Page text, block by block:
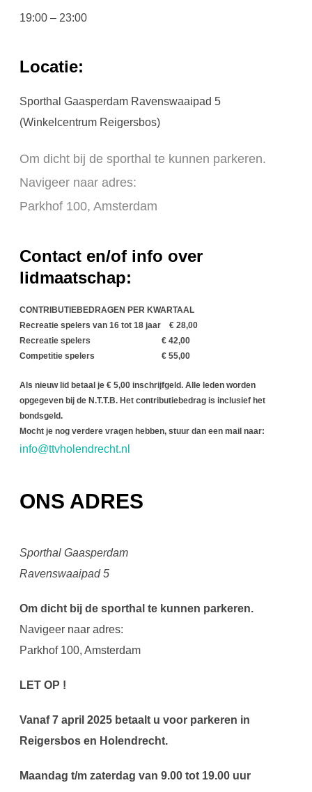
19:00 – 23:00
Locatie:
Sporthal Gaasperdam Ravenswaaipad 5
(Winkelcentrum Reigersbos)
Om dicht bij de sporthal te kunnen parkeren.
Navigeer naar adres:
Parkhof 100, Amsterdam
Contact en/of info over
lidmaatschap:
CONTRIBUTIEBEDRAGEN PER KWARTAAL
Recreatie spelers van 16 tot 18 jaar € 28,00
Recreatie spelers € 42,00
Competitie spelers € 55,00
Als nieuw lid betaal je € 5,00 inschrijfgeld. Alle leden worden
opgegeven bij de N.T.T.B. Het contributiebedrag is inclusief het
bondsgeld.
Mocht je nog verdere vragen hebben, stuur dan een mail naar:
info@ttvholendrecht.nl
ONS ADRES
Sporthal Gaasperdam
Ravenswaaipad 5
Om dicht bij de sporthal te kunnen parkeren.
Navigeer naar adres:
Parkhof 100, Amsterdam
LET OP !
Vanaf 7 april 2025 betaalt u voor parkeren in
Reigersbos en Holendrecht.
Maandag t/m zaterdag van 9.00 tot 19.00 uur